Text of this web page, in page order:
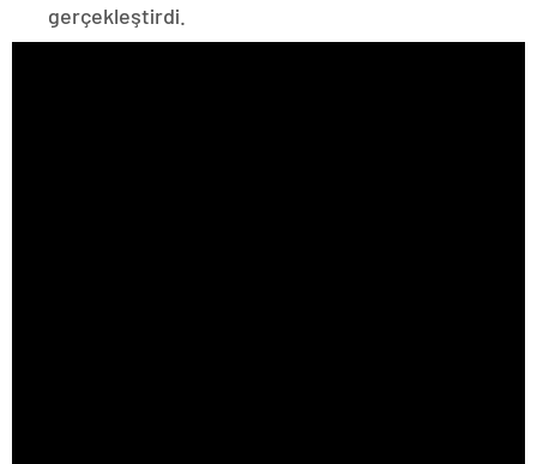
gerçekleştirdi.